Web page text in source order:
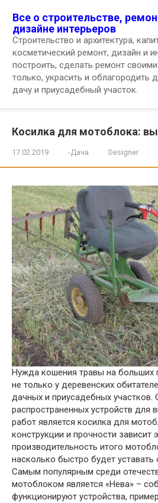
контенту
Все о строительстве,
дизайне интерьеров
Строительство и архитектура,
косметический ремонт, дизайн и
построить, сделать ремонт
только, украсить и облагородить
дачу и приусадебный участок.
Косилка для мотоблока:
17.02.2019 -Дача Designer
Нужда кошения травы на больших
не только у деревенских
дачных и приусадебных участков.
распространенных устройств для
работ является косилка для
конструкции и прочности зависит
производительность итого
насколько быстро будет уставать
Самым популярным среди
мотоблоком является «Нева» –
функционируют устройства,